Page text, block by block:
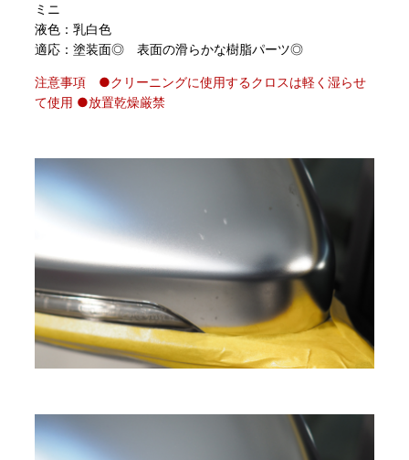
ミニ
液色：乳白色
適応：塗装面◎ 表面の滑らかな樹脂パーツ◎
注意事項 ●クリーニングに使用するクロスは軽く湿らせ
て使用 ●放置乾燥厳禁